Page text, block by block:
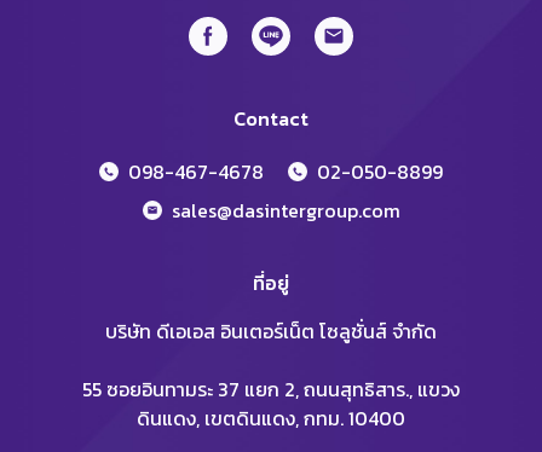
Contact
098-467-4678
02-050-8899
sales@dasintergroup.com
ที่อยู่
บริษัท ดีเอเอส อินเตอร์เน็ต โซลูชั่นส์ จำกัด
55 ซอยอินทามระ 37 แยก 2, ถนนสุทธิสาร., แขวง
ดินแดง, เขตดินแดง, กทม. 10400